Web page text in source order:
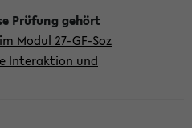
Modul 27-GF-Soz
Interaktion und